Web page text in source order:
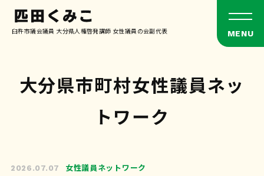
臼杵市議会議員 大分県人権啓発講師 女性議員の会副代表
大分県市町村女性議員ネッ
トワーク
2026.07.07 女性議員ネットワーク